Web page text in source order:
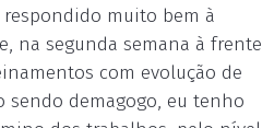
muito bem à
na segunda semana à frente
com evolução de
sendo demagogo, eu tenho